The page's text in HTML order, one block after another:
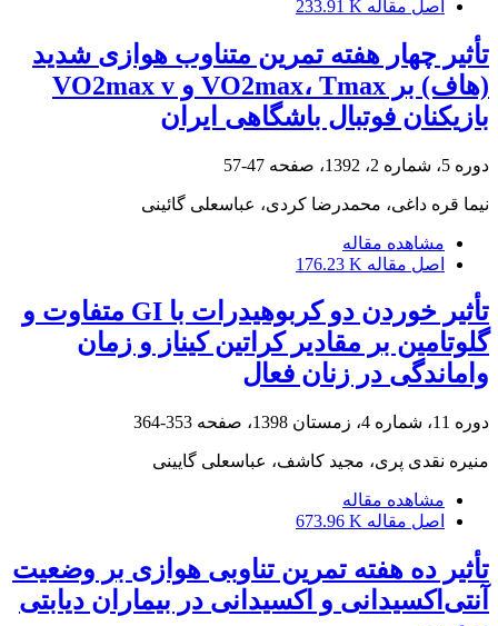
اصل مقاله 233.91 K
تأثیر چهار هفته تمرین متناوب هوازی شدید
(هاف) بر VO2max، Tmax و VO2max v
بازیکنان فوتبال باشگاهی ایران
دوره 5، شماره 2، 1392، صفحه 47-57
نیما قره داغی، محمدرضا کردی، عباسعلی گائینی
مشاهده مقاله
اصل مقاله 176.23 K
تأثیر خوردن دو کربوهیدرات با GI متفاوت و
گلوتامین بر مقادیر کراتین کیناز و زمان
واماندگی در زنان فعال
دوره 11، شماره 4، زمستان 1398، صفحه 353-364
منیره نقدی پری، مجید کاشف، عباسعلی گایینی
مشاهده مقاله
اصل مقاله 673.96 K
تأثیر ده هفته تمرین تناوبی هوازی بر وضعیت
آنتی‌اکسیدانی و اکسیدانی در بیماران دیابتی